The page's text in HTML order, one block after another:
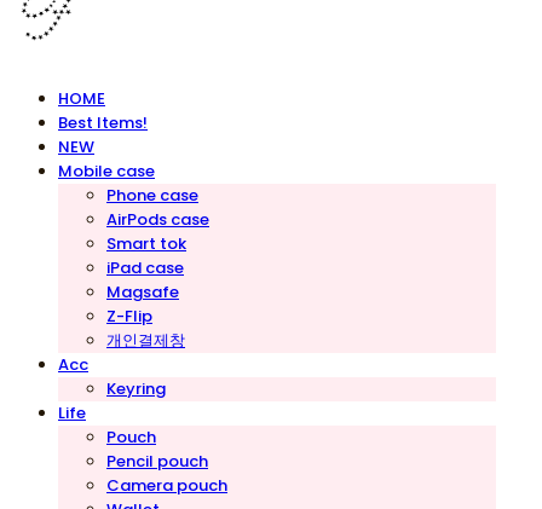
HOME
Best Items!
NEW
Mobile case
Phone case
AirPods case
Smart tok
iPad case
Magsafe
Z-Flip
개인결제창
Acc
Keyring
Life
Pouch
Pencil pouch
Camera pouch